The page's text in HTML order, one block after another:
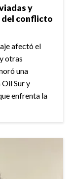
y
del conflicto
afectó el
otras
una
Sur y
enfrenta la